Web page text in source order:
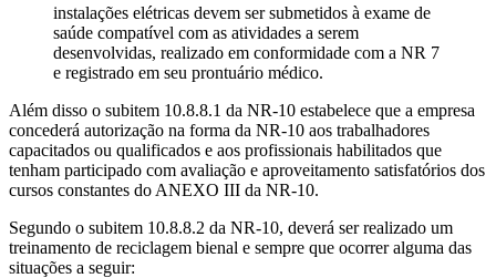
instalações elétricas devem ser submetidos à exame de
saúde compatível com as atividades a serem
desenvolvidas, realizado em conformidade com a NR 7
e registrado em seu prontuário médico.
Além disso o subitem 10.8.8.1 da NR-10 estabelece que a empresa
concederá autorização na forma da NR-10 aos trabalhadores
capacitados ou qualificados e aos profissionais habilitados que
tenham participado com avaliação e aproveitamento satisfatórios dos
cursos constantes do ANEXO III da NR-10.
Segundo o subitem 10.8.8.2 da NR-10, deverá ser realizado um
treinamento de reciclagem bienal e sempre que ocorrer alguma das
situações a seguir: